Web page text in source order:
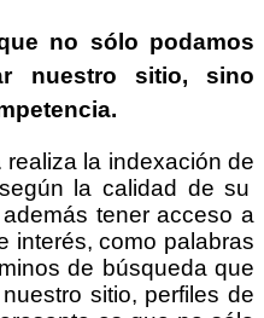
no sólo podamos
nuestro sitio, sino
realiza la indexación de
la calidad de su
tener acceso a
interés, como palabras
de búsqueda que
sitio, perfiles de